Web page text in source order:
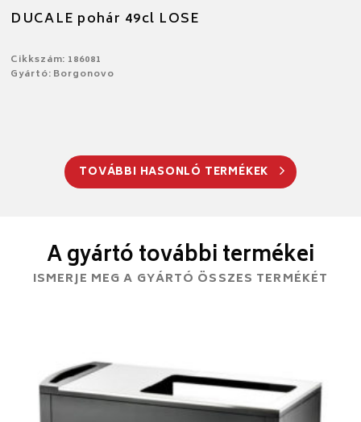
DUCALE pohár 49cl LOSE
Cikkszám: 186081
Gyártó: Borgonovo
TOVÁBBI HASONLÓ TERMÉKEK
A gyártó további termékei
ISMERJE MEG A GYÁRTÓ ÖSSZES TERMÉKÉT